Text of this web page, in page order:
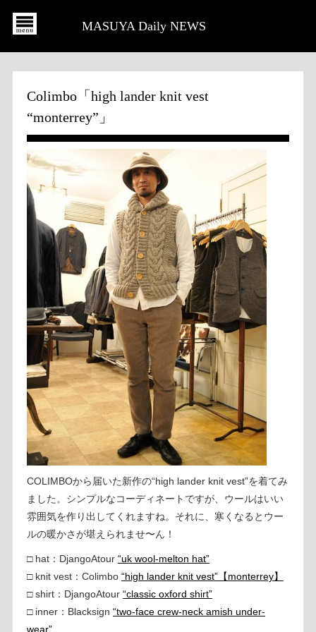
MASUYA Daily NEWS
Colimbo「high lander knit vest
“monterrey”」
COLIMBOから届いた新作の“high lander knit vest”を着てみ
ました。シンプルなコーディネートですが、ウールはいい
雰囲気を作り出してくれますね。それに、寒くなるとウー
ルの暖かさが堪えられませ〜ん！
□ hat：DjangoAtour “uk wool-melton hat”
□ knit vest：Colimbo “high lander knit vest”【monterrey】
□ shirt：DjangoAtour “classic oxford shirt”
□ inner：Blacksign “two-face crew-neck amish under-
wear”